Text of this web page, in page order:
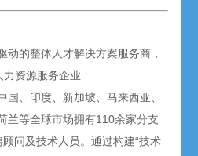
动的整体人才解决方案服务商，
力资源服务企业
国、印度、新加坡、马来西亚、
兰等全球市场拥有110余家分支
问及技术人员。通过构建“技术